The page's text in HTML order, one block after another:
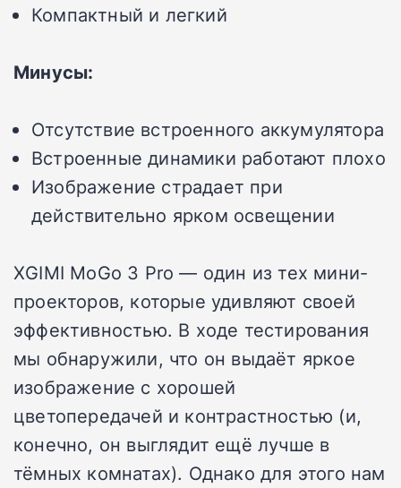
Компактный и легкий
Минусы:
Отсутствие встроенного аккумулятора
Встроенные динамики работают плохо
Изображение страдает при
действительно ярком освещении
XGIMI MoGo 3 Pro — один из тех мини-
проекторов, которые удивляют своей
эффективностью. В ходе тестирования
мы обнаружили, что он выдаёт яркое
изображение с хорошей
цветопередачей и контрастностью (и,
конечно, он выглядит ещё лучше в
тёмных комнатах). Однако для этого нам